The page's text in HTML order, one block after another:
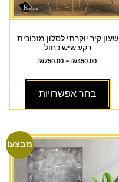
שעון קיר יוקרתי לסלון מזכוכית
רקע שיש כחול
₪450.00
–
₪750.00
בחר אפשרויות
מבצע!